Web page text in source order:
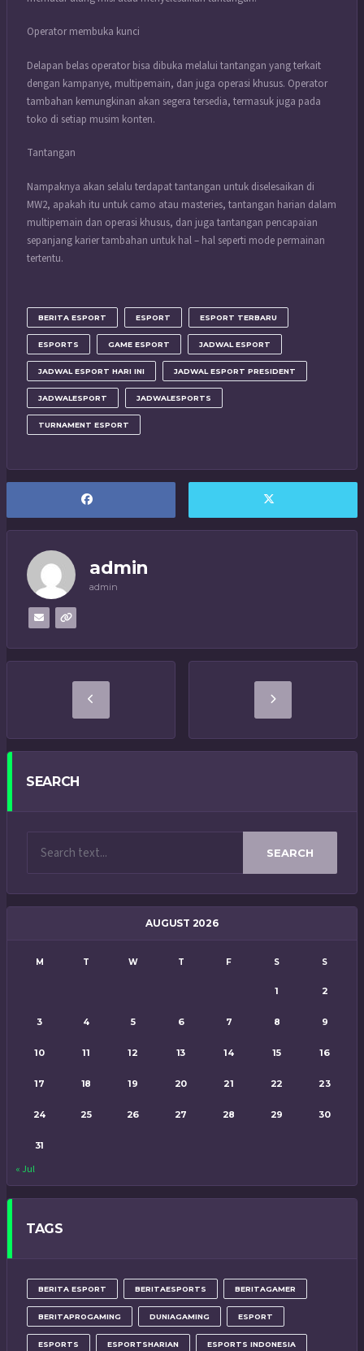
Operator membuka kunci
Delapan belas operator bisa dibuka melalui tantangan yang terkait
dengan kampanye, multipemain, dan juga operasi khusus. Operator
tambahan kemungkinan akan segera tersedia, termasuk juga pada
toko di setiap musim konten.
Tantangan
Nampaknya akan selalu terdapat tantangan untuk diselesaikan di
MW2, apakah itu untuk camo atau masteries, tantangan harian dalam
multipemain dan operasi khusus, dan juga tantangan pencapaian
sepanjang karier tambahan untuk hal – hal seperti mode permainan
tertentu.
BERITA ESPORT ESPORT ESPORT TERBARU
ESPORTS GAME ESPORT JADWAL ESPORT
JADWAL ESPORT HARI INI JADWAL ESPORT PRESIDENT
JADWALESPORT JADWALESPORTS
TURNAMENT ESPORT
admin
admin
SEARCH
SEARCH
AUGUST 2026
M T W T F S S
1 2
3 4 5 6 7 8 9
10 11 12 13 14 15 16
17 18 19 20 21 22 23
24 25 26 27 28 29 30
31
« Jul
TAGS
BERITA ESPORT BERITAESPORTS BERITAGAMER
BERITAPROGAMING DUNIAGAMING ESPORT
ESPORTS ESPORTSHARIAN ESPORTS INDONESIA